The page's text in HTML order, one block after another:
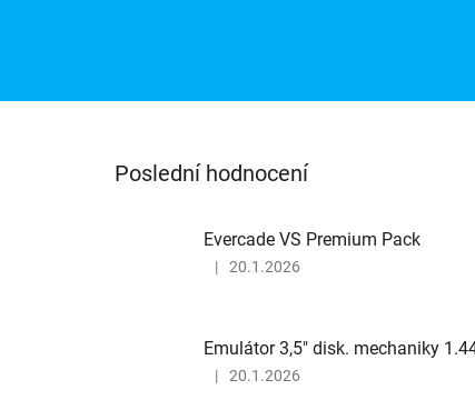
Poslední hodnocení
Evercade VS Premium Pack
Hodnocení
5
| 20.1.2026
Emulátor 3,5" disk. mechaniky
Hodnocení
| 20.1.2026